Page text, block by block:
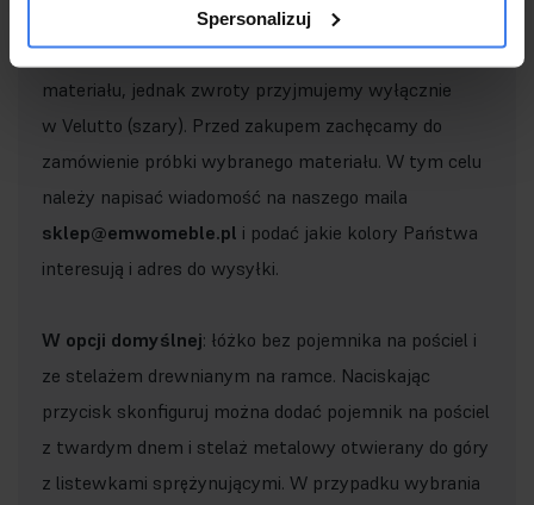
Spersonalizuj
zamówienie klienta.Standardowo w produkcji jest
tkanina Velutto. Umożliwiamy wybór innego koloru i
materiału, jednak zwroty przyjmujemy wyłącznie
w Velutto (szary). Przed zakupem zachęcamy do
zamówienie próbki wybranego materiału. W tym celu
należy napisać wiadomość na naszego maila
sklep@emwomeble.pl i podać jakie kolory Państwa
interesują i adres do wysyłki.
W opcji domyślnej: łóżko bez pojemnika na pościel i
ze stelażem drewnianym na ramce. Naciskając
przycisk skonfiguruj można dodać pojemnik na pościel
z twardym dnem i stelaż metalowy otwierany do góry
z listewkami sprężynującymi. W przypadku wybrania